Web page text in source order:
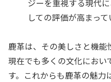
ジーを重視する現代
しての評価が高まって
鹿革は、その美しさと機能
現在でも多くの文化におい
す。これからも鹿革の魅力